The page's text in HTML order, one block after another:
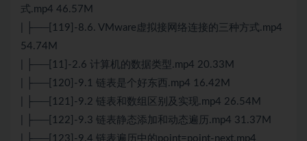
式.mp4 46.57M
| ├──[119]-8.6. VMware虚拟接网络连接的三种方式.mp4
54.74M
| ├──[11]-2.6 计算机的数据类型.mp4 20.33M
| ├──[120]-9.1 链表是个好东西.mp4 16.42M
| ├──[121]-9.2 链表和数组区别及实现.mp4 26.54M
| ├──[122]-9.3 链表静态添加和动态遍历.mp4 31.37M
| ├──[123]-9.4 链表遍历中的point=point-next.mp4